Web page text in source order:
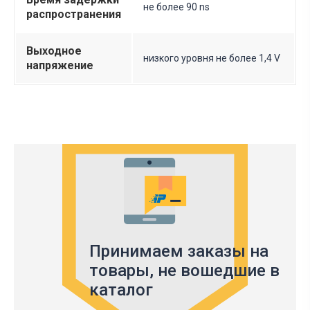
распространения
не более 90 ns
Выходное
напряжение
низкого уровня не более 1,4 V
Принимаем заказы на
товары, не вошедшие в
каталог